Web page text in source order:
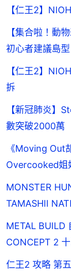
【仁王2】
【集合啦！動
初心者建議島型
【仁王2】
拆
【新冠肺炎】
數突破2000萬
《Moving Out
Overcooked姐
MONSTER
TAMASHII
METAL BUILD
CONCEPT 2
仁王2 攻略 第